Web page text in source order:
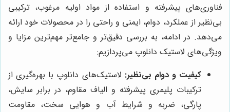
فناوری‌های پیشرفته و استفاده از مواد اولیه مرغوب، ترکیبی
بی‌نظیر از عملکرد، دوام، ایمنی و راحتی را در محصولات خود ارائه
می‌دهد. در ادامه، به بررسی دقیق‌تر و جامع‌تر مهم‌ترین مزایا و
ویژگی‌های لاستیک دانلوپ می‌پردازیم:
کیفیت و دوام بی‌نظیر: لاستیک‌های دانلوپ با بهره‌گیری از
ترکیبات پلیمری پیشرفته و الیاف مقاوم، در برابر سایش،
پارگی، ضربه و شرایط آب و هوایی سخت، مقاومت